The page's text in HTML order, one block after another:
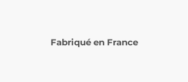
Fabriqué en France